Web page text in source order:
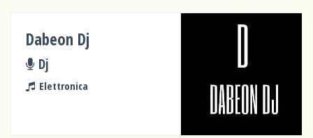
Dabeon Dj
Dj
Elettronica